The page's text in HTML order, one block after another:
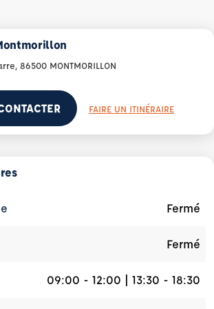
86500 MONTMORILLON
FAIRE UN ITINÉRAIRE
Fermé
Fermé
09:00 - 12:00 | 13:30 - 18:30